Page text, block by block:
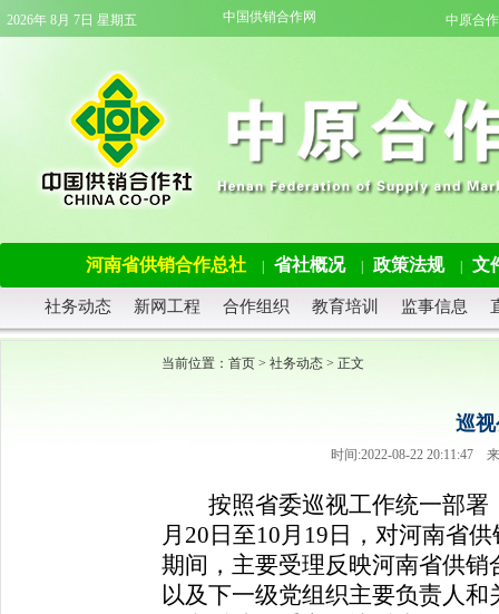
2026年 8月 7日 星期五 中国供销合作网 中原合
河南省供销合作总社 省社概况 政策法规 文
社务动态 新网工程 合作组织 教育培训 监事信息
当前位置： 首页 > 社务动态 > 正文
巡
时间:2022-08-22 20:11:47
按照省委巡视工作统一部署
月20日至10月19日，对河南省
期间，主要受理反映河南省供
以及下一级党组织主要负责人